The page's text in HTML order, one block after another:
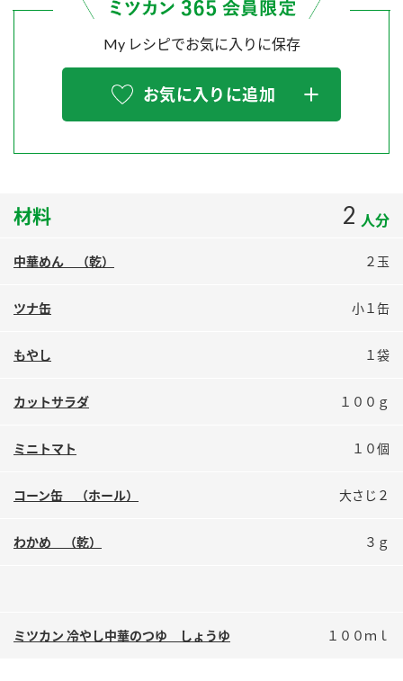
炊き込みご飯の素 米飯用調味液
PIN印
スペシャルサイト
お酢を知ろう！
ぽん酢サワー
鍋奉行マニュアル
ミツカンのCM
ZENB initiative
MIM（ミツカンミュージアム）
各部門が大切にしていること
販売終了製品のご案内
よくあるご質問
地図から取り扱い店舗を探す
検索
業務用サイト ミツカングループについて 製造所固有記号一覧
My レシピでお気に入りに保存
お気に入りに追加
材料 2 人分
中華めん （乾） ２玉
ツナ缶 小１缶
もやし １袋
カットサラダ １００ｇ
ミニトマト １０個
コーン缶 （ホール） 大さじ２
わかめ （乾） ３ｇ
ミツカン 冷やし中華のつゆ しょうゆ １００ｍｌ